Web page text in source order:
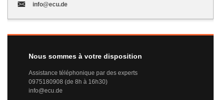
info@ecu.de
Nous sommes à votre disposition
Assistance téléphonique par des experts
0975180908 (de 8h à 16h30)
info@ecu.de